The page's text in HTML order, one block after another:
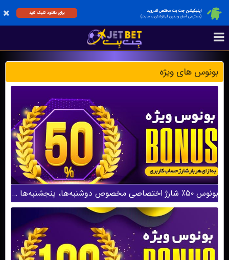
اپلیکیشن جت بت مختص اندروید
(دسترسی آسان و بدون فیلترشکن به سایت)
برای دانلود کلیک کنید
بونوس های ویژه
بونوس ۵۰٪ شارژ اختصاصی مخصوص دوشنبه‌ها، پنجشنبه‌ها و جمعه‌ها